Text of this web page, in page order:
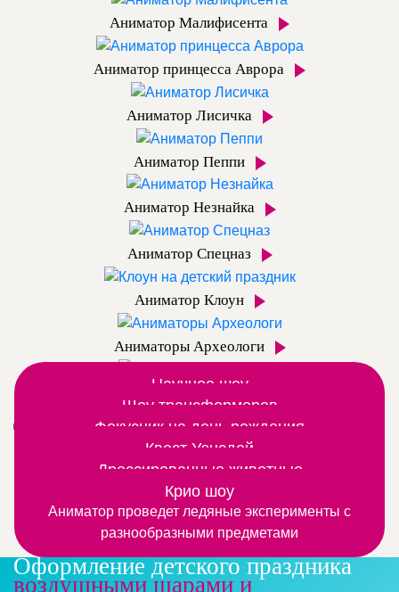
Аниматор Малифисента
Аниматор принцесса Аврора
Аниматор Лисичка
Аниматор Пеппи
Аниматор Незнайка
Аниматор Спецназ
Аниматор Клоун
Аниматоры Археологи
Дополнительные шоу программы
Научное шоу
Вместе с аниматором открываем мир химии и
физики
Шоу трансформеров
Шоу роботов трансформеров постреляем из
дымовой светящейся пушки
Фокусник на день рождения
Шоу фокусов любят даже взрослые, а дети – тем
более
Квест Уэнсдей
Замечательная программа для тех, кто любят
узнавать, что-то новое и интересное
Дрессированные животные
Это веселые номера с участием четвероногих или
пернатых артистов
Крио шоу
Аниматор проведет ледяные эксперименты с
разнообразными предметами
Оформление детского праздника
воздушными шарами и